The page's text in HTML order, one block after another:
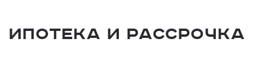
Ипотека и Рассрочка